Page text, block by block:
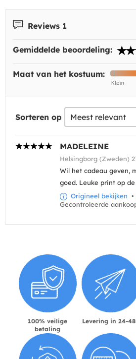
Reviews 1
Gemiddelde beoordeling:
Maat van het kostuum:
Sorteren op
MADELEINE
Helsingborg (Zweden)
Wil het cadeau geven,
goed. Leuke print op
Origineel bekijken •
Gecontroleerde
100% veilige
betaling
Levering in 24-